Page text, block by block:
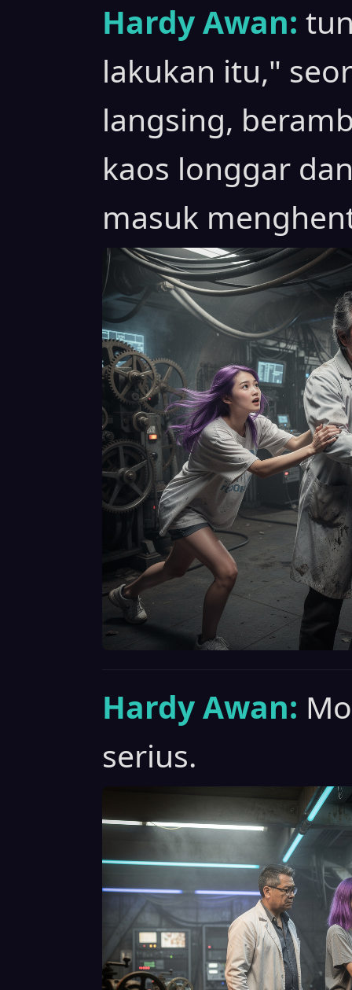
Hardy Awan:
lakukan itu,"
langsing,
kaos longgar
masuk
Hardy Awan:
serius.